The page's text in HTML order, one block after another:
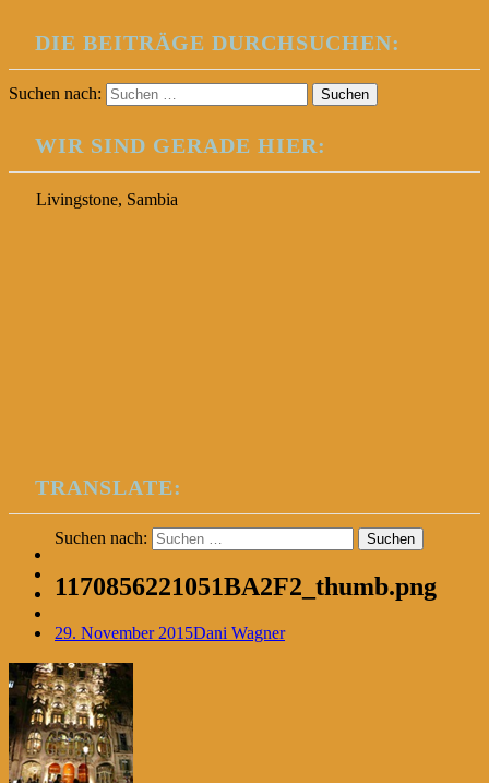
DIE BEITRÄGE DURCHSUCHEN:
Suchen nach:
WIR SIND GERADE HIER:
Livingstone, Sambia
TRANSLATE:
Suchen nach:
1170856221051BA2F2_thumb.png
29. November 2015Dani Wagner